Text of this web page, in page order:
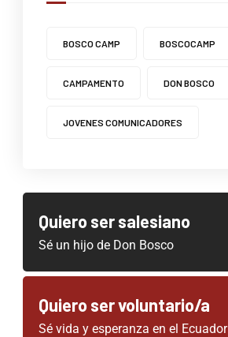
BOSCO CAMP BOSCOCAMP
CAMPAMENTO DON BOSCO
JOVENES COMUNICADORES
Quiero ser salesiano
Sé un hijo de Don Bosco
Quiero ser voluntario/a
Sé vida y esperanza en el Ecuador